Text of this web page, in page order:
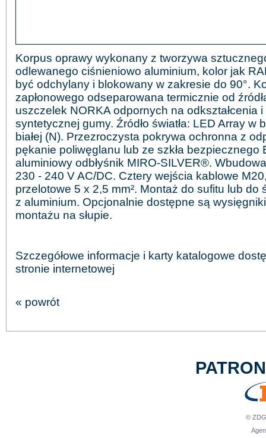
Korpus oprawy wykonany z tworzywa
odlewanego ciśnieniowo aluminium, kolor jak
być odchylany i blokowany w zakresie do 90°.
zapłonowego odseparowana termicznie od
uszczelek NORKA odpornych na odkształcenia
syntetycznej gumy. Źródło światła: LED Array w
białej (N). Przezroczysta pokrywa ochronna z
pękanie poliwęglanu lub ze szkła bezpiecznego
aluminiowy odbłyśnik MIRO-SILVER®.
230 - 240 V AC/DC. Cztery wejścia kablowe
przelotowe 5 x 2,5 mm². Montaż do sufitu lub
z aluminium. Opcjonalnie dostępne są
montażu na słupie.
Szczegółowe informacje i karty katalogowe
stronie internetowej
« powrót
©